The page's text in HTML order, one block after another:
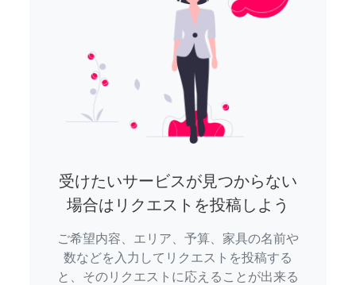
受けたいサービスが見つからない
場合はリクエストを投稿しよう
ご希望内容、エリア、予算、家具の名前や
数などを入力してリクエストを投稿する
と、そのリクエストに応えることが出来る